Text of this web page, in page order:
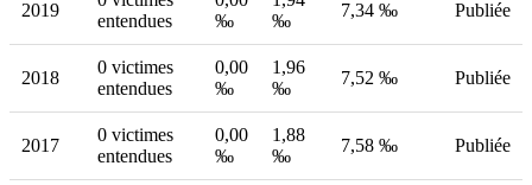
2019
entendues
‰
‰
7,34 ‰ Publiée
2018
0 victimes
entendues
0,00
‰
1,96
‰
7,52 ‰ Publiée
2017
0 victimes
entendues
0,00
‰
1,88
‰
7,58 ‰ Publiée